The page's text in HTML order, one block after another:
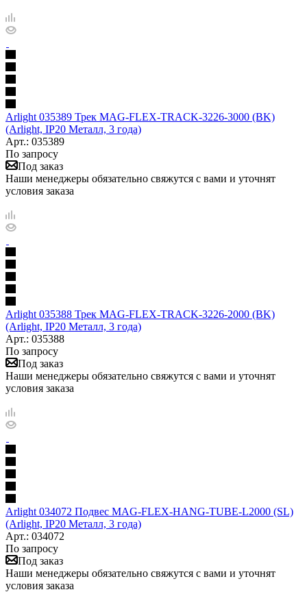
Arlight 035389 Трек MAG-FLEX-TRACK-3226-3000 (BK)
(Arlight, IP20 Металл, 3 года)
Арт.: 035389
По запросу
Под заказ
Наши менеджеры обязательно свяжутся с вами и уточнят
условия заказа
Arlight 035388 Трек MAG-FLEX-TRACK-3226-2000 (BK)
(Arlight, IP20 Металл, 3 года)
Арт.: 035388
По запросу
Под заказ
Наши менеджеры обязательно свяжутся с вами и уточнят
условия заказа
Arlight 034072 Подвес MAG-FLEX-HANG-TUBE-L2000 (SL)
(Arlight, IP20 Металл, 3 года)
Арт.: 034072
По запросу
Под заказ
Наши менеджеры обязательно свяжутся с вами и уточнят
условия заказа